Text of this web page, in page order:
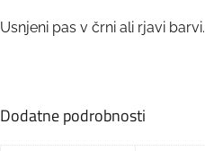
Usnjeni pas v črni ali rjavi barvi.
Dodatne podrobnosti